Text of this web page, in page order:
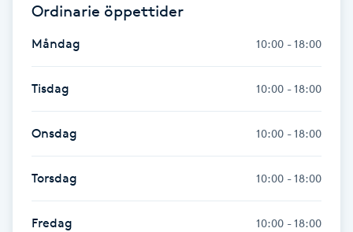
Kroppspeeling
Ordinarie öppettider
Måndag 10:00 - 18:00
Tisdag 10:00 - 18:00
Onsdag 10:00 - 18:00
Torsdag 10:00 - 18:00
Fredag 10:00 - 18:00